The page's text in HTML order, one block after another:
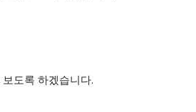
도록 하겠습니다.